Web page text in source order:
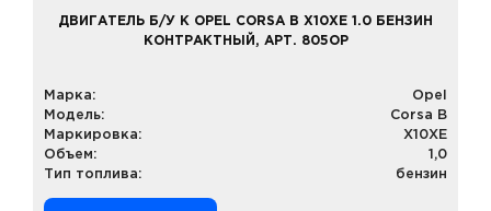
ДВИГАТЕЛЬ Б/У К OPEL CORSA B X10XE 1.0 БЕНЗИН
КОНТРАКТНЫЙ, АРТ. 805OP
Марка:
Opel
Модель:
Corsa B
Маркировка:
X10XE
Объем:
1,0
Тип топлива:
бензин